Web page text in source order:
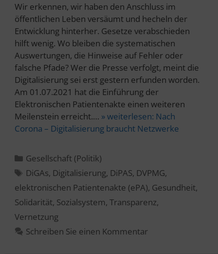
Wir erkennen, wir haben den Anschluss im
öffentlichen Leben versäumt und hecheln der
Entwicklung hinterher. Gesetze verabschieden
hilft wenig. Wo bleiben die systematischen
Auswertungen, die Hinweise auf Fehler oder
falsche Pfade? Wer die Presse verfolgt, meint die
Digitalisierung sei erst gestern erfunden worden.
Am 01.07.2021 hat die Einführung der
Elektronischen Patientenakte einen weiteren
Meilenstein erreicht.… » weiterlesen: Nach
Corona – Digitalisierung braucht Netzwerke
Kategorien
Gesellschaft (Politik)
Schlagwörter
DiGAs, Digitalisierung, DiPAS, DVPMG,
elektronischen Patientenakte (ePA), Gesundheit,
Solidarität, Sozialsystem, Transparenz,
Vernetzung
Schreiben Sie einen Kommentar